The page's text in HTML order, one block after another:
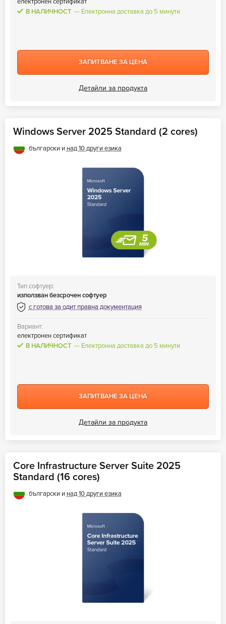
електронен сертификат
В НАЛИЧНОСТ
Електронна доставка до 5 минути
ЗАПИТВАНЕ ЗА ЦЕНА
Детайли за продукта
Windows Server 2025 Standard (2 cores)
български инад 10 други езика
Тип софтуер:
използван безсрочен софтуер
с готова за одит правна документация
Вариант:
електронен сертификат
В НАЛИЧНОСТ
Електронна доставка до 5 минути
ЗАПИТВАНЕ ЗА ЦЕНА
Детайли за продукта
Core Infrastructure Server Suite 2025
Standard (16 cores)
български и над 10 други езика